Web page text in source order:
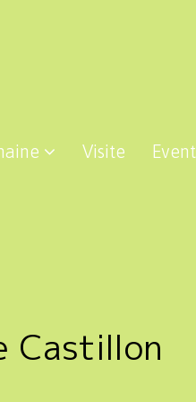
Visite Event
Castillon